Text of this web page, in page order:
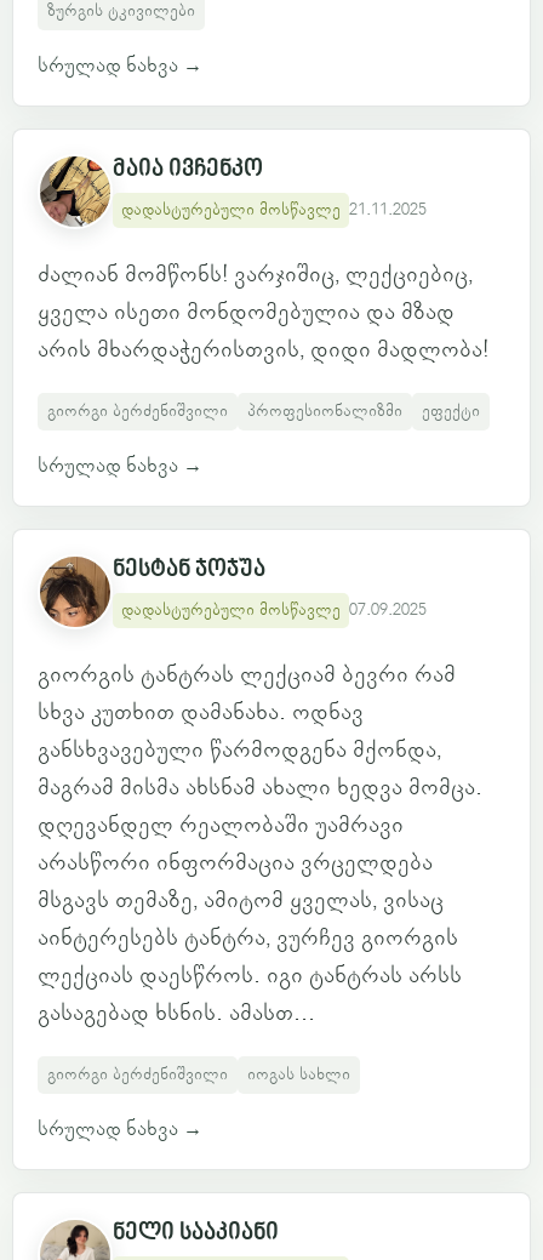
ზურგის ტკივილები
სრულად ნახვა →
მაია ივჩენკო
დადასტურებული მოსწავლე 21.11.2025
ძალიან მომწონს! ვარჯიშიც, ლექციებიც,
ყველა ისეთი მონდომებულია და მზად
არის მხარდაჭერისთვის, დიდი მადლობა!
გიორგი ბერძენიშვილი პროფესიონალიზმი ეფექტი
სრულად ნახვა →
ნესტან ჯოჯუა
დადასტურებული მოსწავლე 07.09.2025
გიორგის ტანტრას ლექციამ ბევრი რამ
სხვა კუთხით დამანახა. ოდნავ
განსხვავებული წარმოდგენა მქონდა,
მაგრამ მისმა ახსნამ ახალი ხედვა მომცა.
დღევანდელ რეალობაში უამრავი
არასწორი ინფორმაცია ვრცელდება
მსგავს თემაზე, ამიტომ ყველას, ვისაც
აინტერესებს ტანტრა, ვურჩევ გიორგის
ლექციას დაესწროს. იგი ტანტრას არსს
გასაგებად ხსნის. ამასთ...
გიორგი ბერძენიშვილი იოგას სახლი
სრულად ნახვა →
ნელი სააკიანი